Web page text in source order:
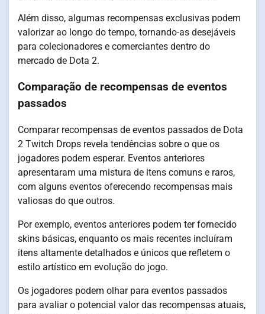
Além disso, algumas recompensas exclusivas podem
valorizar ao longo do tempo, tornando-as desejáveis
para colecionadores e comerciantes dentro do
mercado de Dota 2.
Comparação de recompensas de eventos
passados
Comparar recompensas de eventos passados de Dota
2 Twitch Drops revela tendências sobre o que os
jogadores podem esperar. Eventos anteriores
apresentaram uma mistura de itens comuns e raros,
com alguns eventos oferecendo recompensas mais
valiosas do que outros.
Por exemplo, eventos anteriores podem ter fornecido
skins básicas, enquanto os mais recentes incluíram
itens altamente detalhados e únicos que refletem o
estilo artístico em evolução do jogo.
Os jogadores podem olhar para eventos passados
para avaliar o potencial valor das recompensas atuais,